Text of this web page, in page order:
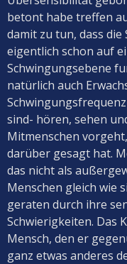
betont habe treffen
damit zu tun, dass
eigentlich schon auf
Schwingungsebene
natürlich auch
sind- hören, sehen
Mitmenschen
darüber gesagt hat.
das nicht als
Menschen gleich wie
geraten durch ihre
Schwierigkeiten. Das
Mensch, den er
ganz etwas anderes